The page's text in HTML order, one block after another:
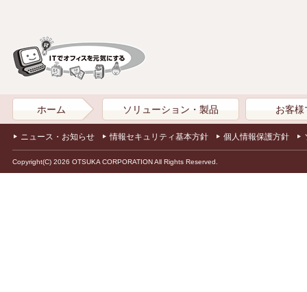
ホーム ソリューション・製品 お客様
ニュース・お知らせ 情報セキュリティ基本方針 個人情報保護方針
Copyright(C) 2026 OTSUKA CORPORATION All Rights Reserved.